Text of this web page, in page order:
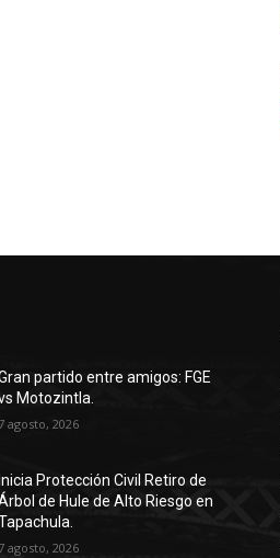
partido entre amigos: FGE
Motozintla.
7 agosto, 2026
Inicia Protección Civil Retiro de
de Hule de Alto Riesgo en
7 agosto, 2026